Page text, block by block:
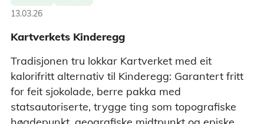
13.03.26
Kartverkets Kinderegg
Tradisjonen tru lokkar Kartverket med eit
kalorifritt alternativ til Kinderegg: Garantert fritt
for feit sjokolade, berre pakka med
statsautoriserte, trygge ting som topografiske